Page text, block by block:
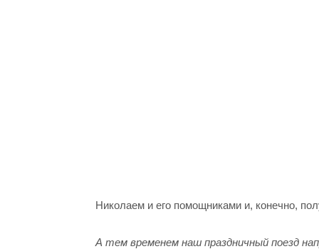
Николаем и его помощниками и, конечно,
А тем временем наш праздничный поезд